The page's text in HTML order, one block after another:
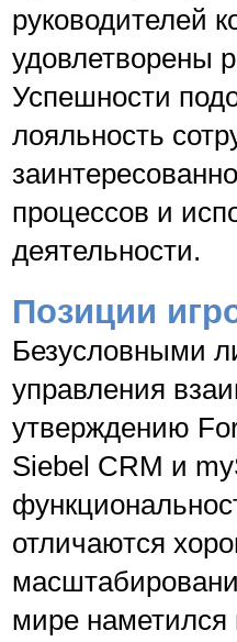
руководителей
удовлетворены
Успешности
лояльность
процессов и
деятельности.
Позиции
Безусловными
управления
утверждению
Siebel CRM и
отличаются
мире